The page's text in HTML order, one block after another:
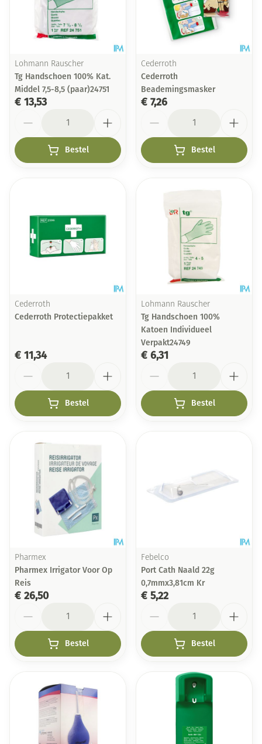
Lohmann Rauscher
Tg Handschoen 100% Kat.
Middel 7,5-8,5 (paar)24751
€ 13,53
Bestel
Cederroth
Cederroth
Beademingsmasker
€ 7,26
Bestel
Cederroth
Cederroth Protectiepakket
€ 11,34
Bestel
Lohmann Rauscher
Tg Handschoen 100%
Katoen Individueel
Verpakt24749
€ 6,31
Bestel
Pharmex
Pharmex Irrigator Voor Op
Reis
€ 26,50
Bestel
Febelco
Port Cath Naald 22g
0,7mmx3,81cm Kr
€ 5,22
Bestel